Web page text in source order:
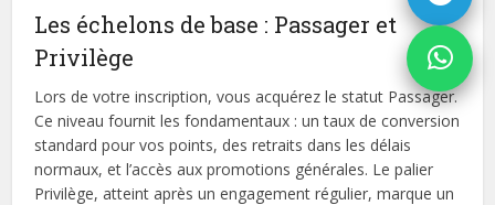
Les échelons de base : Passager et
Privilège
Lors de votre inscription, vous acquérez le statut Passager.
Ce niveau fournit les fondamentaux : un taux de conversion
standard pour vos points, des retraits dans les délais
normaux, et l’accès aux promotions générales. Le palier
Privilège, atteint après un engagement régulier, marque un